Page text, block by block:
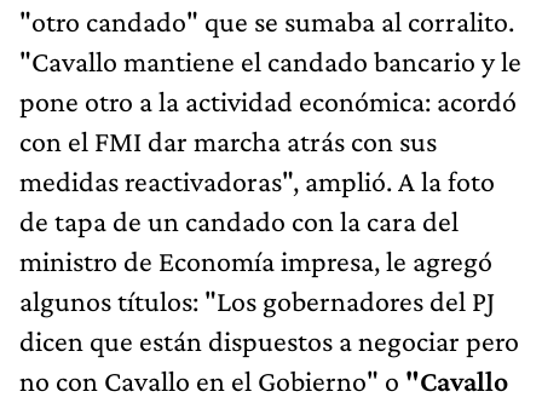
"otro candado" que se sumaba al corralito.
"Cavallo mantiene el candado bancario y le
pone otro a la actividad económica: acordó
con el FMI dar marcha atrás con sus
medidas reactivadoras", amplió. A la foto
de tapa de un candado con la cara del
ministro de Economía impresa, le agregó
algunos títulos: "Los gobernadores del PJ
dicen que están dispuestos a negociar pero
no con Cavallo en el Gobierno" o "Cavallo